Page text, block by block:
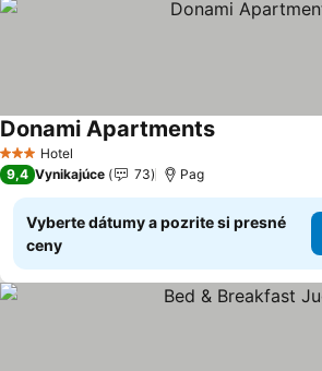
3 Počet hviezdičiek
Hotel
Donami ApartmentsZobraziť ceny
9,4 Vynikajúce 73 Pag
Vyberte dátumy a pozrite si presné
ceny